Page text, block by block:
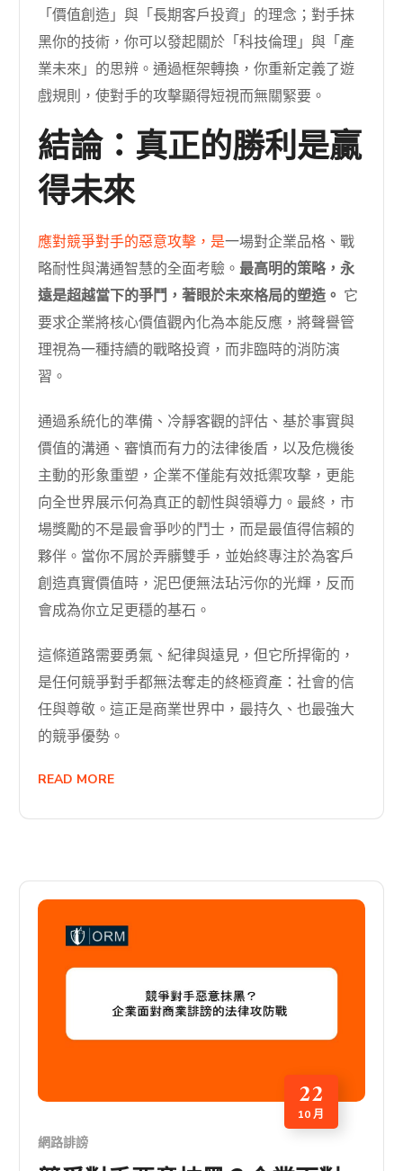
「價值創造」與「長期客戶投資」的理念；對手抹
黑你的技術，你可以發起關於「科技倫理」與「產
業未來」的思辨。通過框架轉換，你重新定義了遊
戲規則，使對手的攻擊顯得短視而無關緊要。
結論：真正的勝利是贏
得未來
應對競爭對手的惡意攻擊，是一場對企業品格、戰
略耐性與溝通智慧的全面考驗。最高明的策略，永
遠是超越當下的爭鬥，著眼於未來格局的塑造。 它
要求企業將核心價值觀內化為本能反應，將聲譽管
理視為一種持續的戰略投資，而非臨時的消防演
習。
通過系統化的準備、冷靜客觀的評估、基於事實與
價值的溝通、審慎而有力的法律後盾，以及危機後
主動的形象重塑，企業不僅能有效抵禦攻擊，更能
向全世界展示何為真正的韌性與領導力。最終，市
場獎勵的不是最會爭吵的鬥士，而是最值得信賴的
夥伴。當你不屑於弄髒雙手，並始終專注於為客戶
創造真實價值時，泥巴便無法玷污你的光輝，反而
會成為你立足更穩的基石。
這條道路需要勇氣、紀律與遠見，但它所捍衛的，
是任何競爭對手都無法奪走的終極資產：社會的信
任與尊敬。這正是商業世界中，最持久、也最強大
的競爭優勢。
READ MORE
22
10 月
網路誹謗